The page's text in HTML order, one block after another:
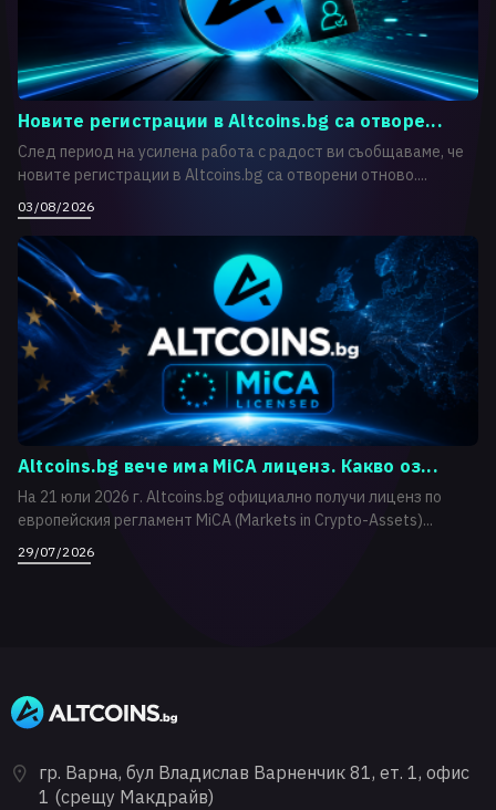
Новите регистрации в Altcoins.bg са отворе...
След период на усилена работа с радост ви съобщаваме, че
новите регистрации в Altcoins.bg са отворени отново....
03/08/2026
Altcoins.bg вече има MiCA лиценз. Какво оз...
На 21 юли 2026 г. Altcoins.bg официално получи лиценз по
европейския регламент MiCA (Markets in Crypto-Assets)...
29/07/2026
гр. Варна, бул Владислав Варненчик 81, ет. 1, офис
1 (срещу Макдрайв)